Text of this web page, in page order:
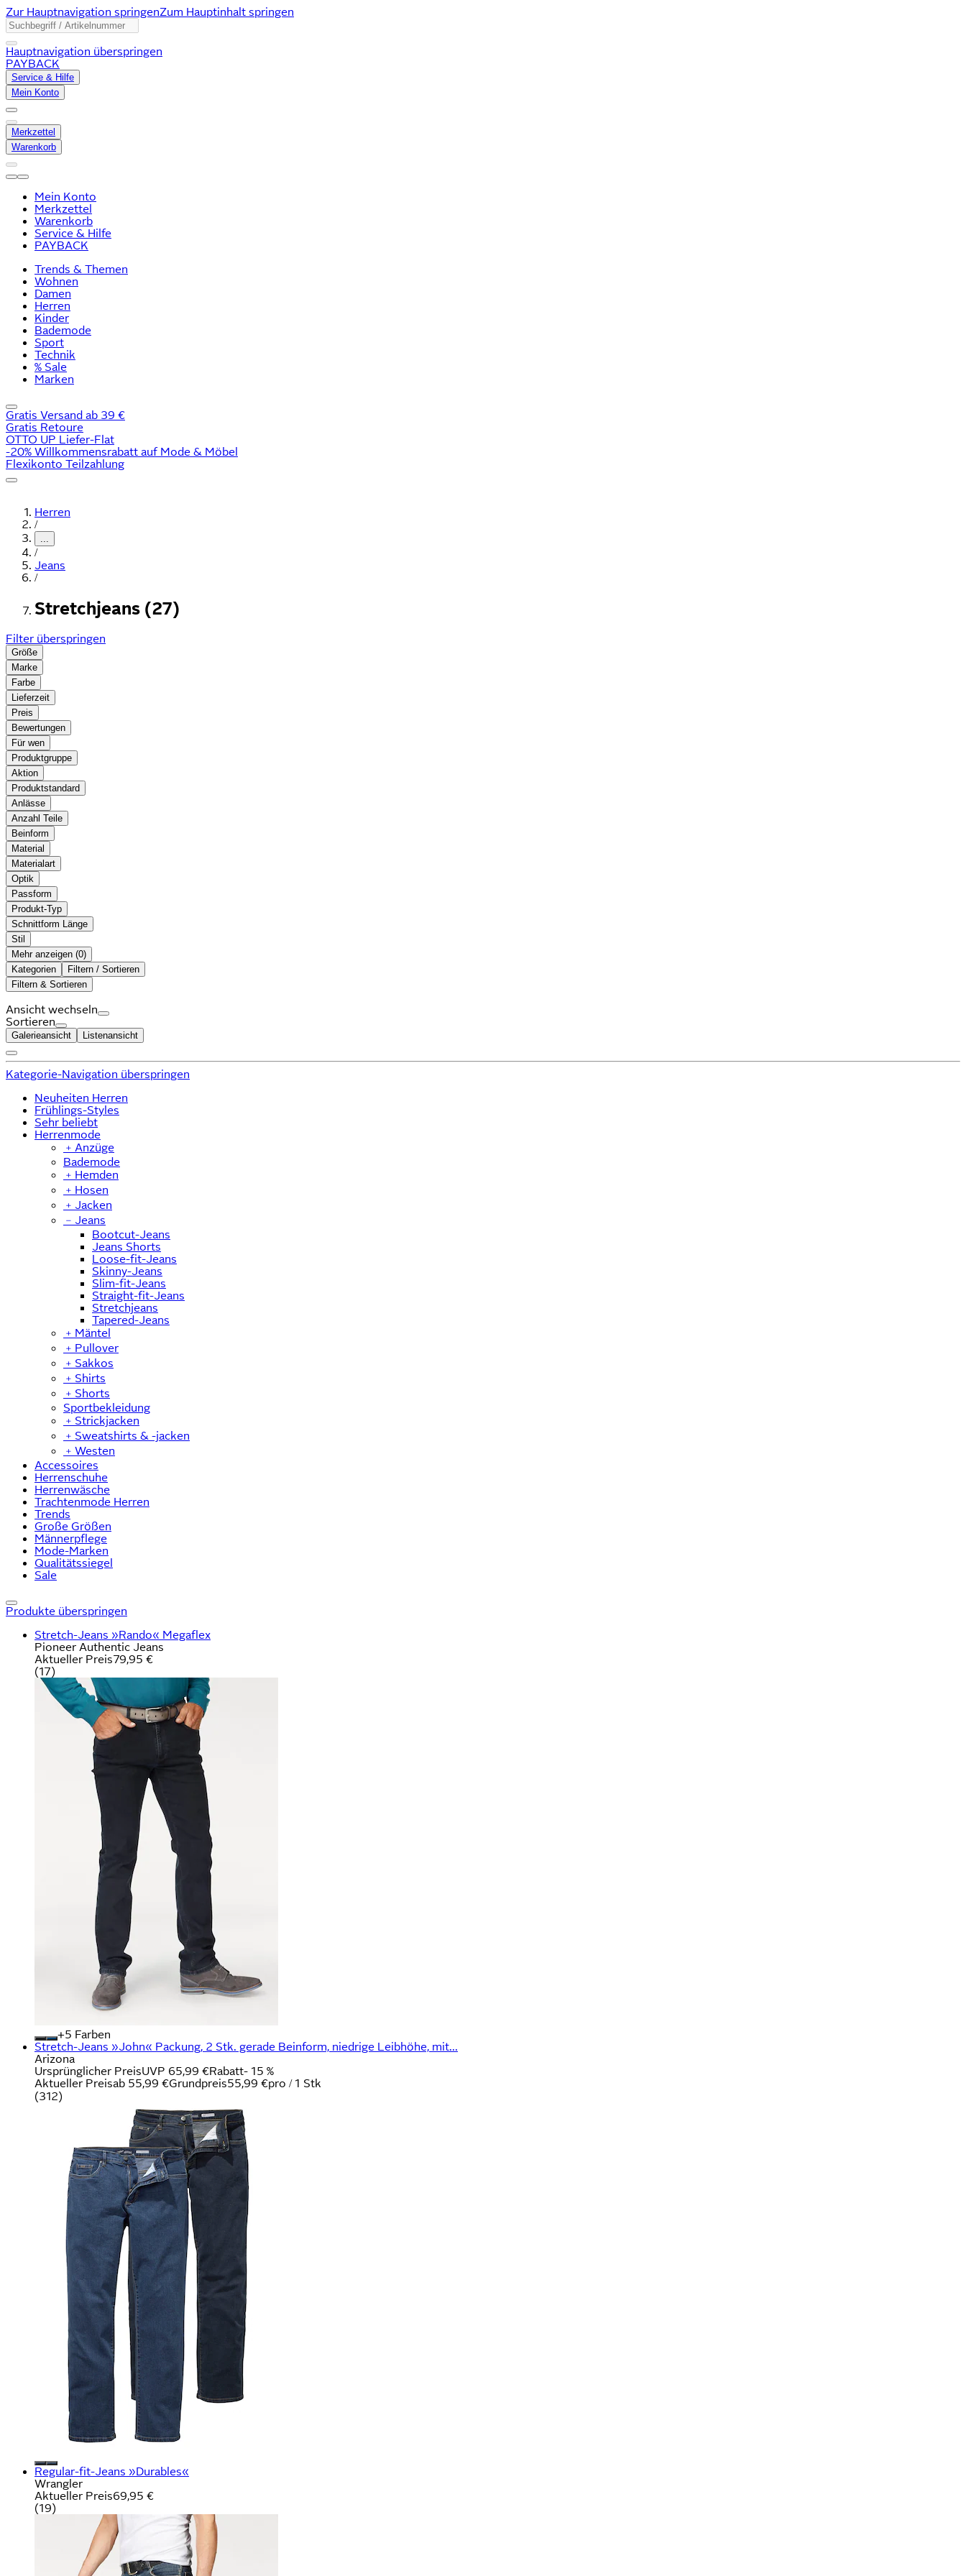
Zur Hauptnavigation springenZum Hauptinhalt springen
Hauptnavigation überspringen
PAYBACK
Service & Hilfe
Mein Konto
Merkzettel
Warenkorb
Mein Konto
Merkzettel
Warenkorb
Service & Hilfe
PAYBACK
Trends & Themen
Wohnen
Damen
Herren
Kinder
Bademode
Sport
Technik
% Sale
Marken
Gratis Versand ab 39 €
Gratis Retoure
OTTO UP Liefer-Flat
-20% Willkommensrabatt auf Mode & Möbel
Flexikonto Teilzahlung
Herren
/
...
/
Jeans
/
Stretchjeans (27)
Filter überspringen
Größe
Marke
Farbe
Lieferzeit
Preis
Bewertungen
Für wen
Produktgruppe
Aktion
Produktstandard
Anlässe
Anzahl Teile
Beinform
Material
Materialart
Optik
Passform
Produkt-Typ
Schnittform Länge
Stil
Mehr anzeigen ( )
Kategorien
Filtern / Sortieren
Filtern & Sortieren
Ansicht wechseln
Sortieren
Galerieansicht Listenansicht
Kategorie-Navigation überspringen
Neuheiten Herren
Frühlings-Styles
Sehr beliebt
Herrenmode
﹢ Anzüge
Bademode
﹢ Hemden
﹢ Hosen
﹢ Jacken
﹣ Jeans
Bootcut-Jeans
Jeans Shorts
Loose-fit-Jeans
Skinny-Jeans
Slim-fit-Jeans
Straight-fit-Jeans
Stretchjeans
Tapered-Jeans
﹢ Mäntel
﹢ Pullover
﹢ Sakkos
﹢ Shirts
﹢ Shorts
Sportbekleidung
﹢ Strickjacken
﹢ Sweatshirts & -jacken
﹢ Westen
Accessoires
Herrenschuhe
Herrenwäsche
Trachtenmode Herren
Trends
Große Größen
Männerpflege
Mode-Marken
Qualitätssiegel
Sale
Produkte überspringen
Stretch-Jeans »Rando« Megaflex
Pioneer Authentic Jeans
Aktueller Preis79,95 €
(17)
+
Farben
Stretch-Jeans »John« Packung, 2 Stk. gerade Beinform, niedrige Leibhöhe, mit...
Arizona
Ursprünglicher PreisUVP 65,99 €Rabatt- 15 %
Aktueller Preisab 55,99 €Grundpreis55,99 €pro / 1 Stk
(312)
Regular-fit-Jeans »Durables«
Wrangler
Aktueller Preis69,95 €
(19)